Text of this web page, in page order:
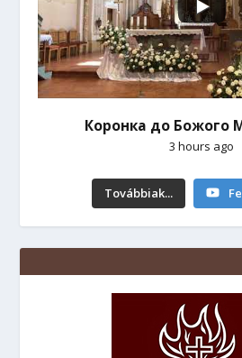
Коронка до Божого
3 hours ago
Továbbiak...